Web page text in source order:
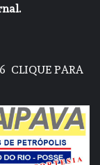
CLIQUE PARA